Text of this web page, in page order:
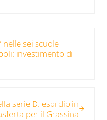
nelle sei scuole
investimento di
serie D: esordio in
per il Grassina